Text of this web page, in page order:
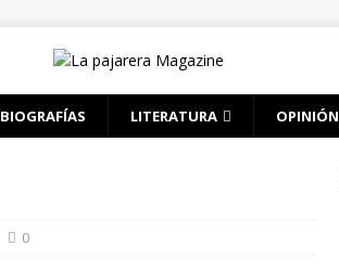
BIOGRAFÍAS LITERATURA OPINIÓN
0